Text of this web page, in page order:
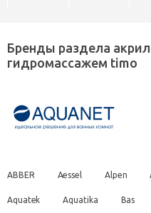
Бренды раздела
гидромассажем timo
ABBER Aessel Alpen
Aquatek Aquatika Bas